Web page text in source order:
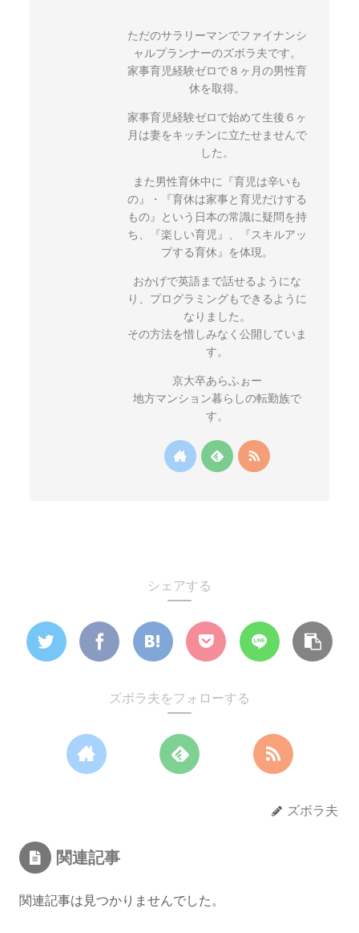
ただのサラリーマンでファイナンシ
ャルプランナーのズボラ夫です。
家事育児経験ゼロで８ヶ月の男性育
休を取得。
家事育児経験ゼロで始めて生後６ヶ
月は妻をキッチンに立たせませんで
した。
また男性育休中に『育児は辛いも
の』・『育休は家事と育児だけする
もの』という日本の常識に疑問を持
ち、『楽しい育児』、『スキルアッ
プする育休』を体現。
おかげで英語まで話せるようにな
り、プログラミングもできるように
なりました。
その方法を惜しみなく公開していま
す。
京大卒あらふぉー
地方マンション暮らしの転勤族で
す。
シェアする
ズボラ夫をフォローする
ズボラ夫
関連記事
関連記事は見つかりませんでした。